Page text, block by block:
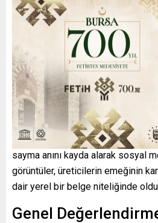
Satış Geliri ve Emek
Satışlardan elde edilen gelir bazı
rahatlama sağladı; bir üretici,
götürüp salonunda tek tek saydı.
“Emek olmadan yemek olmaz”
sayma anını kayda alarak sosyal
görüntüler, üreticilerin emeğinin
dair yerel bir belge niteliğinde
Genel